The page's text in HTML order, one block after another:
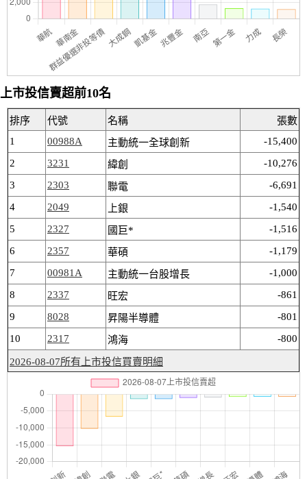
上市投信賣超前10名
排序 代號 名稱
張數
1
00988A 主動統一全球創新
-15,400
2
3231 緯創
-10,276
3
2303 聯電
-6,691
4
2049 上銀
-1,540
5
2327 國巨*
-1,516
6
2357 華碩
-1,179
7
00981A 主動統一台股增長
-1,000
8
2337 旺宏
-861
9
8028 昇陽半導體
-801
10
2317 鴻海 -800
2026-08-07所有上市投信買賣明細